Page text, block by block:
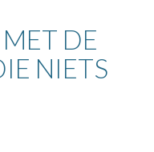
DE
NIETS